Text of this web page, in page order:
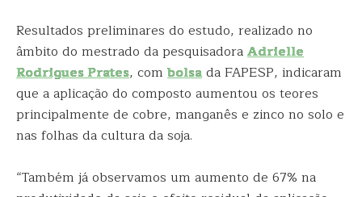
Resultados preliminares do estudo, realizado no
âmbito do mestrado da pesquisadoraAdrielle
Rodrigues Prates, com bolsada FAPESP, indicaram
que a aplicação do composto aumentou os teores
principalmente de cobre, manganês e zinco no solo e
nas folhas da cultura da soja.
“Também já observamos um aumento de 67% na